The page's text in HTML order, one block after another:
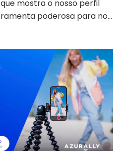
mostra o nosso perfil
poderosa para nos
global da nossa profissão
seus utilizadores
em 2023, atingiram 746
deverá ultrapassar os
de
rede, tanto para
foi amplamente
que já reparaste que a
verifiques o teu perfil. É
uma vista de olhos.